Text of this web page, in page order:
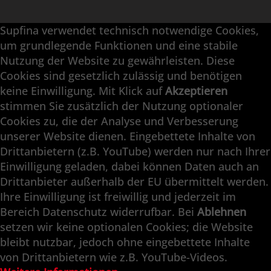
Supfina Anbaugeräte
Supfina Partner Portal
Supfina Grieshaber GmbH & Co. KG
Schmelzegrün 7
77709 Wolfach / Deutschland
+49 7834 866-0
info@supfina.com
Engineering with High Precision
Superfinish · Planfinish · Feinschleifen ·
Doppelplanschleifen · Automation · Service
Supfina verwendet technisch notwendige Cookies,
um grundlegende Funktionen und eine stabile
Nutzung der Website zu gewährleisten. Diese
Cookies sind gesetzlich zulässig und benötigen
keine Einwilligung. Mit Klick aufAkzeptieren
stimmen Sie zusätzlich der Nutzung optionaler
Cookies zu, die der Analyse und Verbesserung
unserer Website dienen. Eingebettete Inhalte von
Drittanbietern (z.B. YouTube) werden nur nach Ihrer
Einwilligung geladen, dabei können Daten auch an
Drittanbieter außerhalb der EU übermittelt werden.
Ihre Einwilligung ist freiwillig und jederzeit im
Bereich Datenschutz widerrufbar. Bei Ablehnen
setzen wir keine optionalen Cookies; die Website
bleibt nutzbar, jedoch ohne eingebettete Inhalte
von Drittanbietern wie z.B. YouTube-Videos.